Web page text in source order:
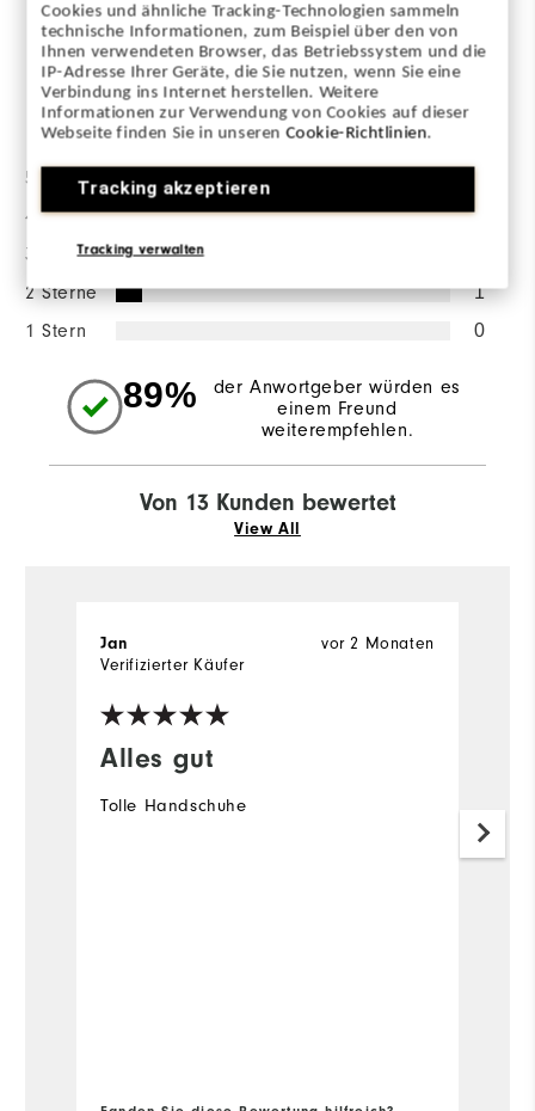
Cookies und ähnliche Tracking-Technologien sammeln
technische Informationen, zum Beispiel über den von
Ihnen verwendeten Browser, das Betriebssystem und die
IP-Adresse Ihrer Geräte, die Sie nutzen, wenn Sie eine
Verbindung ins Internet herstellen. Weitere
Informationen zur Verwendung von Cookies auf dieser
Webseite finden Sie in unserenCookie-Richtlinien.
Tracking akzeptieren
Tracking verwalten
BEWERTUNG SCHREIBEN
Bewertungsverteilung
5 Sterne
4 Sterne 1
3 Sterne
2 Sterne 1
1 Stern 0
89%
der Anwortgeber würden es
einem Freund
weiterempfehlen.
Von 13 Kunden bewertet
View All
Alles gut
vor 2 Monaten
Jan
Verifizierter Käufer
Tolle Handschuhe